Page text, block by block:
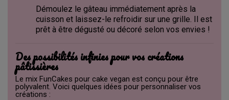
Démoulez le gâteau immédiatement après la
cuisson et laissez-le refroidir sur une grille. Il est
prêt à être dégusté ou décoré selon vos envies !
Des possibilités infinies pour vos créations
pâtissières
Le mix FunCakes pour cake vegan est conçu pour être
polyvalent. Voici quelques idées pour personnaliser vos
créations :